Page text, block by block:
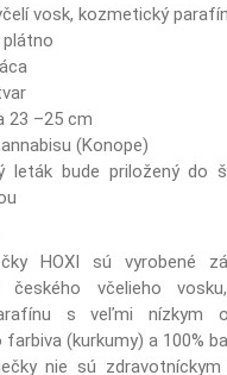
vosk, kozmetický
plátno
23 –25 cm
(Konope)
leták bude priložený do
HOXI sú vyrobené
českého včelieho
s veľmi nízkym
farbiva (kurkumy) a 100%
nie sú